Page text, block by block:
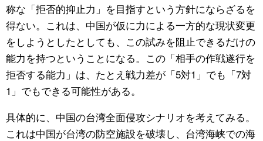
称な「拒否的抑止力」を目指すという方針にならざるを
得ない。これは、中国が仮に力による一方的な現状変更
をしようとしたとしても、この試みを阻止できるだけの
能力を持つということになる。この「相手の作戦遂行を
拒否する能力」は、たとえ戦力差が「5対1」でも「7対
1」でもできる可能性がある。
具体的に、中国の台湾全面侵攻シナリオを考えてみる。
これは中国が台湾の防空施設を破壊し、台湾海峡での海